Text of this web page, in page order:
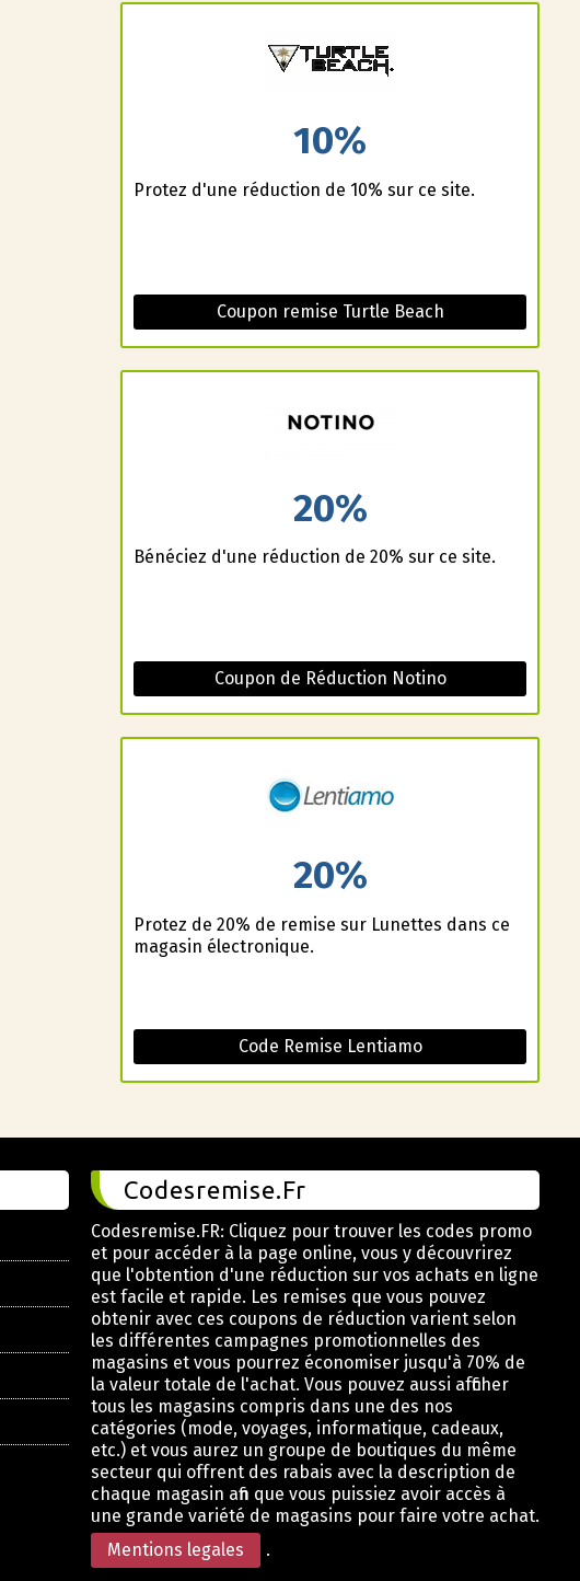
10%
Profitez d'une réduction de 10% sur ce site.
Coupon remise Turtle Beach
20%
Bénéficiez d'une réduction de 20% sur ce site.
Coupon de Réduction Notino
20%
Profitez de 20% de remise sur Lunettes dans ce
magasin électronique.
Code Remise Lentiamo
Codesremise.Fr
Codesremise.FR: Cliquez pour trouver les codes promo
et pour accéder à la page online, vous y découvrirez
que l'obtention d'une réduction sur vos achats en ligne
est facile et rapide. Les remises que vous pouvez
obtenir avec ces coupons de réduction varient selon
les différentes campagnes promotionnelles des
magasins et vous pourrez économiser jusqu'à 70% de
la valeur totale de l'achat. Vous pouvez aussi afficher
tous les magasins compris dans une des nos
catégories (mode, voyages, informatique, cadeaux,
etc.) et vous aurez un groupe de boutiques du même
secteur qui offrent des rabais avec la description de
chaque magasin afin que vous puissiez avoir accès à
une grande variété de magasins pour faire votre achat.
Mentions legales
.